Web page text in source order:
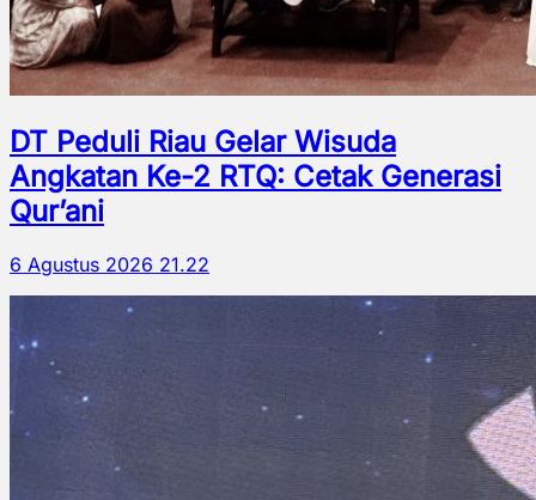
DT Peduli Riau Gelar Wisuda
Angkatan Ke-2 RTQ: Cetak Generasi
Qur’ani
6 Agustus 2026 21.22